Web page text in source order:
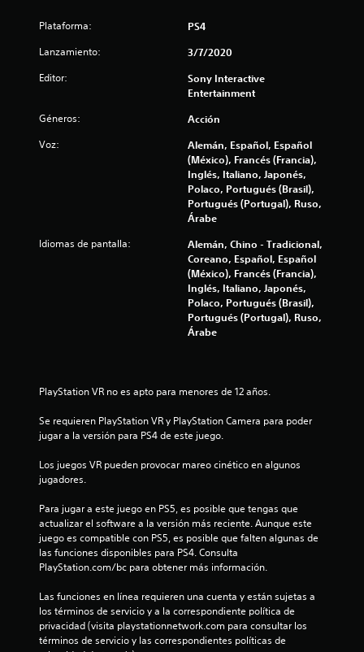
n
c
o
e
s
t
l
e
n
n
t
Plataforma: PS4
Lanzamiento: 3/7/2020
Editor:
Sony Interactive
Entertainment
Géneros: Acción
Voz:
Alemán, Español, Español
(México), Francés (Francia),
Inglés, Italiano, Japonés,
Polaco, Portugués (Brasil),
Portugués (Portugal), Ruso,
Árabe
Idiomas de pantalla:
Alemán, Chino - Tradicional,
Coreano, Español, Español
(México), Francés (Francia),
Inglés, Italiano, Japonés,
Polaco, Portugués (Brasil),
Portugués (Portugal), Ruso,
Árabe
PlayStation VR no es apto para menores de 12 años.
Se requieren PlayStation VR y PlayStation Camera para poder
jugar a la versión para PS4 de este juego.
Los juegos VR pueden provocar mareo cinético en algunos
jugadores.
Para jugar a este juego en PS5, es posible que tengas que
actualizar el software a la versión más reciente. Aunque este
juego es compatible con PS5, es posible que falten algunas de
las funciones disponibles para PS4. Consulta
PlayStation.com/bc para obtener más información.
Las funciones en línea requieren una cuenta y están sujetas a
los términos de servicio y a la correspondiente política de
privacidad (visita playstationnetwork.com para consultar los
términos de servicio y las correspondientes políticas de